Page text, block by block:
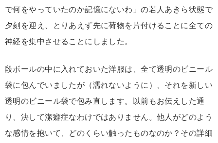
で何をやっていたのか記憶にないわ」の若人あきら状態で
夕刻を迎え、とりあえず先に荷物を片付けることに全ての
神経を集中させることにしました。
段ボールの中に入れておいた洋服は、全て透明のビニール
袋に包んでいましたが（濡れないように）、それを新しい
透明のビニール袋で包み直します。以前もお伝えした通
り、決して潔癖症なわけではありません。他人がどのよう
な感情を抱いて、どのくらい触ったものなのか？その詳細